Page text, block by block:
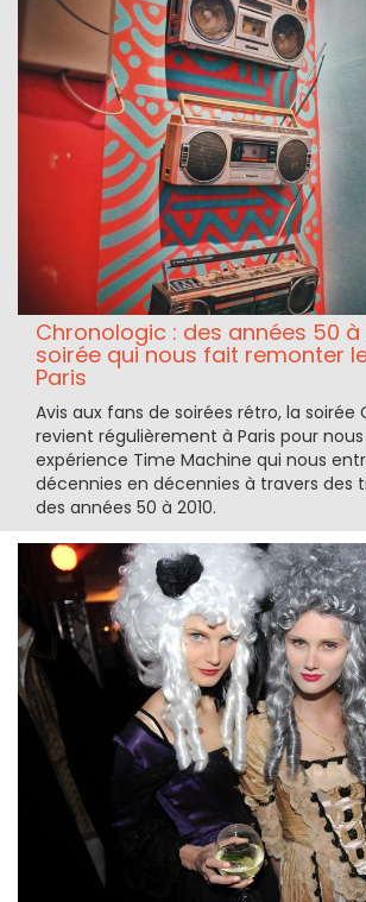
Chronologic : des années 50 à
soirée qui nous fait remonter
Paris
Avis aux fans de soirées rétro, la soirée
revient régulièrement à Paris pour
expérience Time Machine qui nous
décennies en décennies à travers des
des années 50 à 2010.